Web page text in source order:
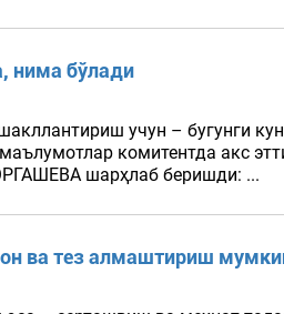
нима бўлади
учун – бугунги
комитентда акс
шарҳлаб беришди: ...
ва тез алмаштириш